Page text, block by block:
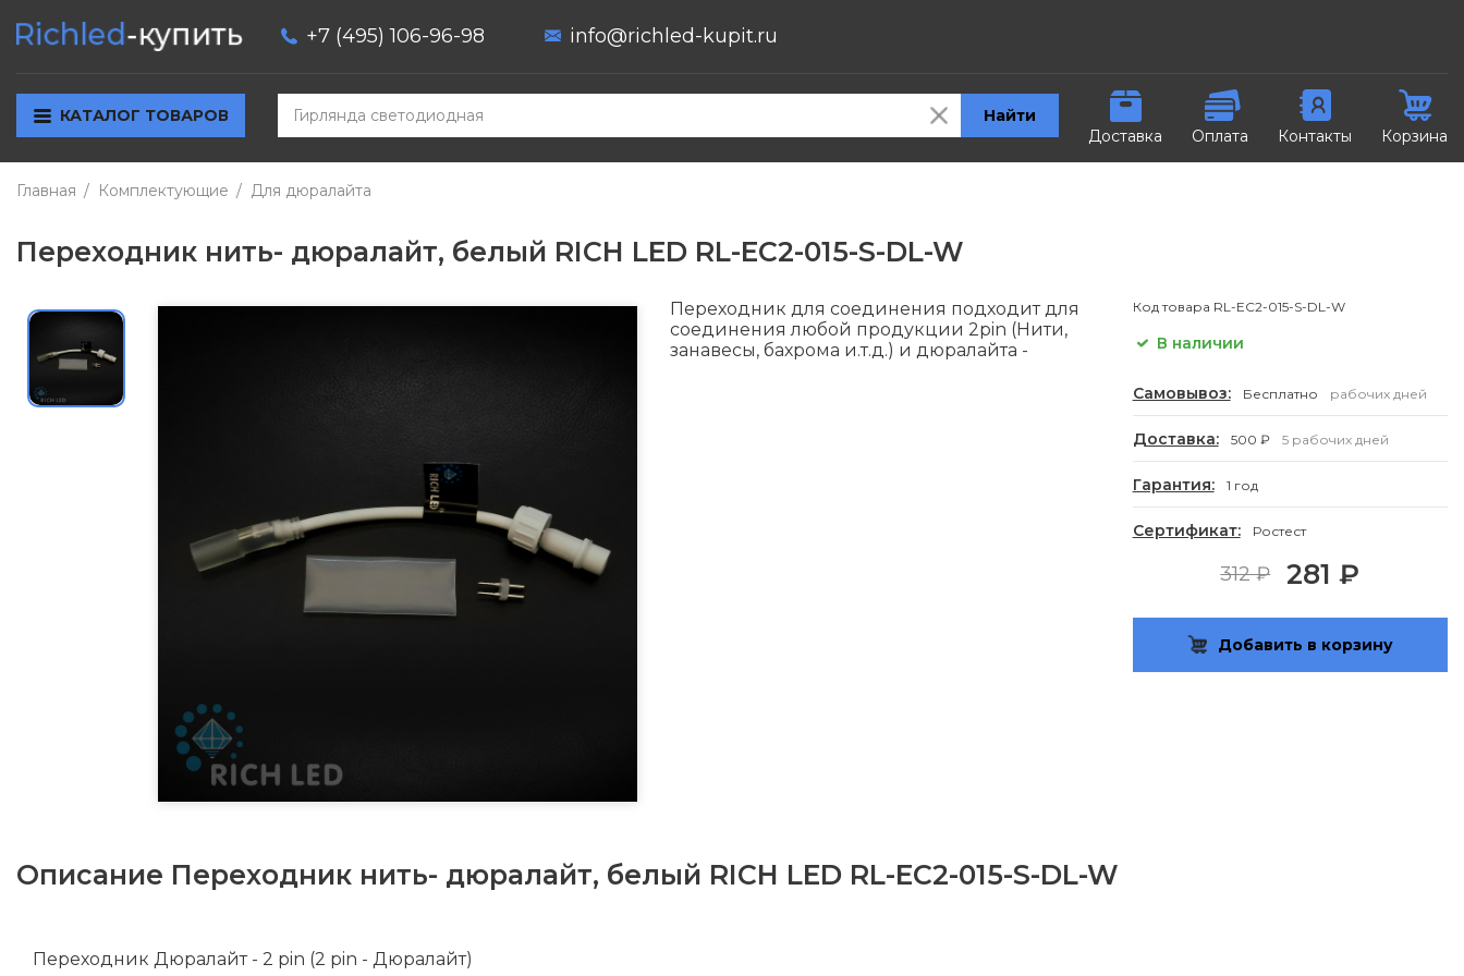
+7 (495) 106-96-98 info@richled-kupit.ru
КАТАЛОГ ТОВАРОВ
Найти
Доставка
Оплата Контакты Корзина
Главная Комплектующие Для дюралайта
Переходник нить- дюралайт, белый RICH LED RL-EC2-015-S-DL-W
Переходник для соединения подходит для
соединения любой продукции 2pin (Нити,
занавесы, бахрома и.т.д.) и дюралайта -
Код товара RL-EC2-015-S-DL-W
В наличии
Самовывоз: Бесплатно рабочих дней
Доставка: 500 ₽ 5 рабочих дней
Гарантия: 1 год
Сертификат: Ростест
312 ₽ 281 ₽
Добавить в корзину
Описание Переходник нить- дюралайт, белый RICH LED RL-EC2-015-S-DL-W
Переходник Дюралайт - 2 pin (2 pin - Дюралайт)